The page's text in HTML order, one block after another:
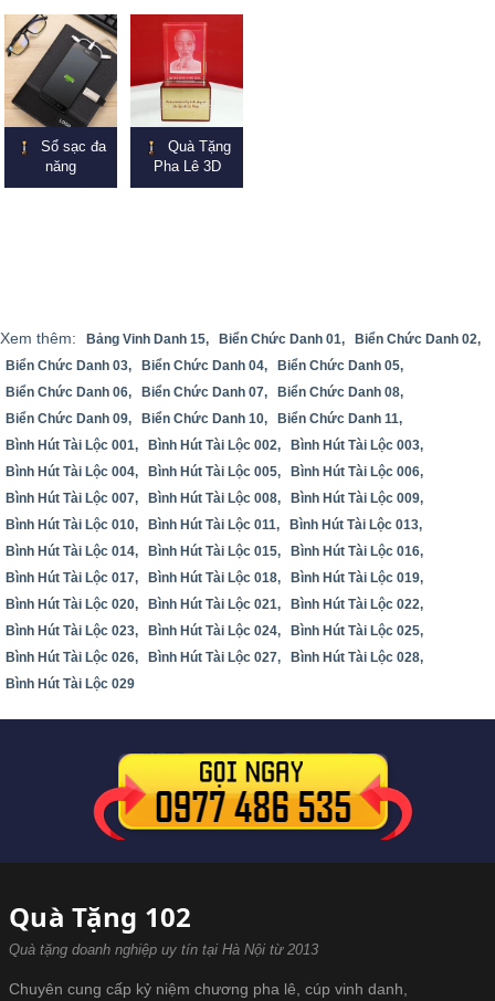
Sổ sạc đa
năng
Quà Tặng
Pha Lê 3D
Xem thêm: Bảng Vinh Danh 15, Biển Chức Danh 01,
Biển Chức Danh 02,
Biển Chức Danh 03,
Biển Chức Danh 04,
Biển Chức Danh 05,
Biển Chức Danh 06,
Biển Chức Danh 07,
Biển Chức Danh 08,
Biển Chức Danh 09,
Biển Chức Danh 10,
Biển Chức Danh 11,
Bình Hút Tài Lộc 001,
Bình Hút Tài Lộc 002,
Bình Hút Tài Lộc 003,
Bình Hút Tài Lộc 004,
Bình Hút Tài Lộc 005,
Bình Hút Tài Lộc 006,
Bình Hút Tài Lộc 007,
Bình Hút Tài Lộc 008,
Bình Hút Tài Lộc 009,
Bình Hút Tài Lộc 010,
Bình Hút Tài Lộc 011,
Bình Hút Tài Lộc 013,
Bình Hút Tài Lộc 014,
Bình Hút Tài Lộc 015,
Bình Hút Tài Lộc 016,
Bình Hút Tài Lộc 017,
Bình Hút Tài Lộc 018,
Bình Hút Tài Lộc 019,
Bình Hút Tài Lộc 020,
Bình Hút Tài Lộc 021,
Bình Hút Tài Lộc 022,
Bình Hút Tài Lộc 023,
Bình Hút Tài Lộc 024,
Bình Hút Tài Lộc 025,
Bình Hút Tài Lộc 026,
Bình Hút Tài Lộc 027,
Bình Hút Tài Lộc 028,
Bình Hút Tài Lộc 029
Quà Tặng 102
Quà tặng doanh nghiệp uy tín tại Hà Nội từ 2013
Chuyên cung cấp kỷ niệm chương pha lê, cúp vinh danh,